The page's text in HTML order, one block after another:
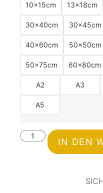
10x15cm 13x18cm
30x40cm 30x45cm
40x60cm 50x50cm
50x75cm 60x80cm
A2 A3
A5
IN DEN